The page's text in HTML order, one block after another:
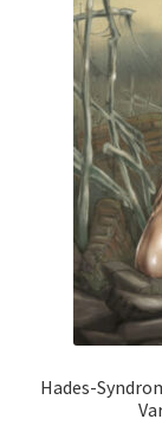
Hades-